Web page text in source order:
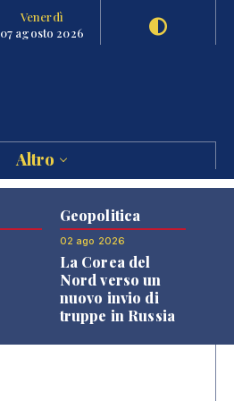
Venerdì
07 agosto 2026
Altro
Geopolitica
02 ago 2026
La Corea del
Nord verso un
nuovo invio di
truppe in Russia